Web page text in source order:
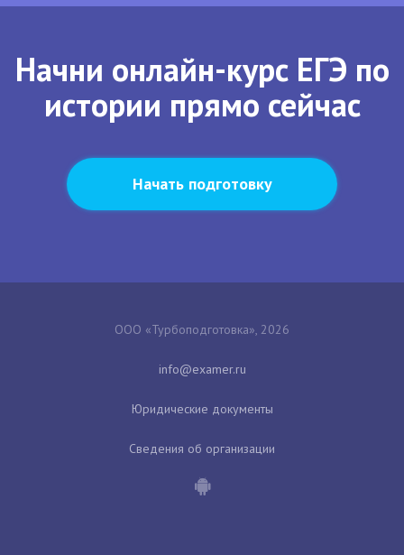
Начни онлайн-курс ЕГЭ по
истории прямо сейчас
Начать подготовку
ООО «Турбоподготовка», 2026
Юридические документы
Сведения об организации